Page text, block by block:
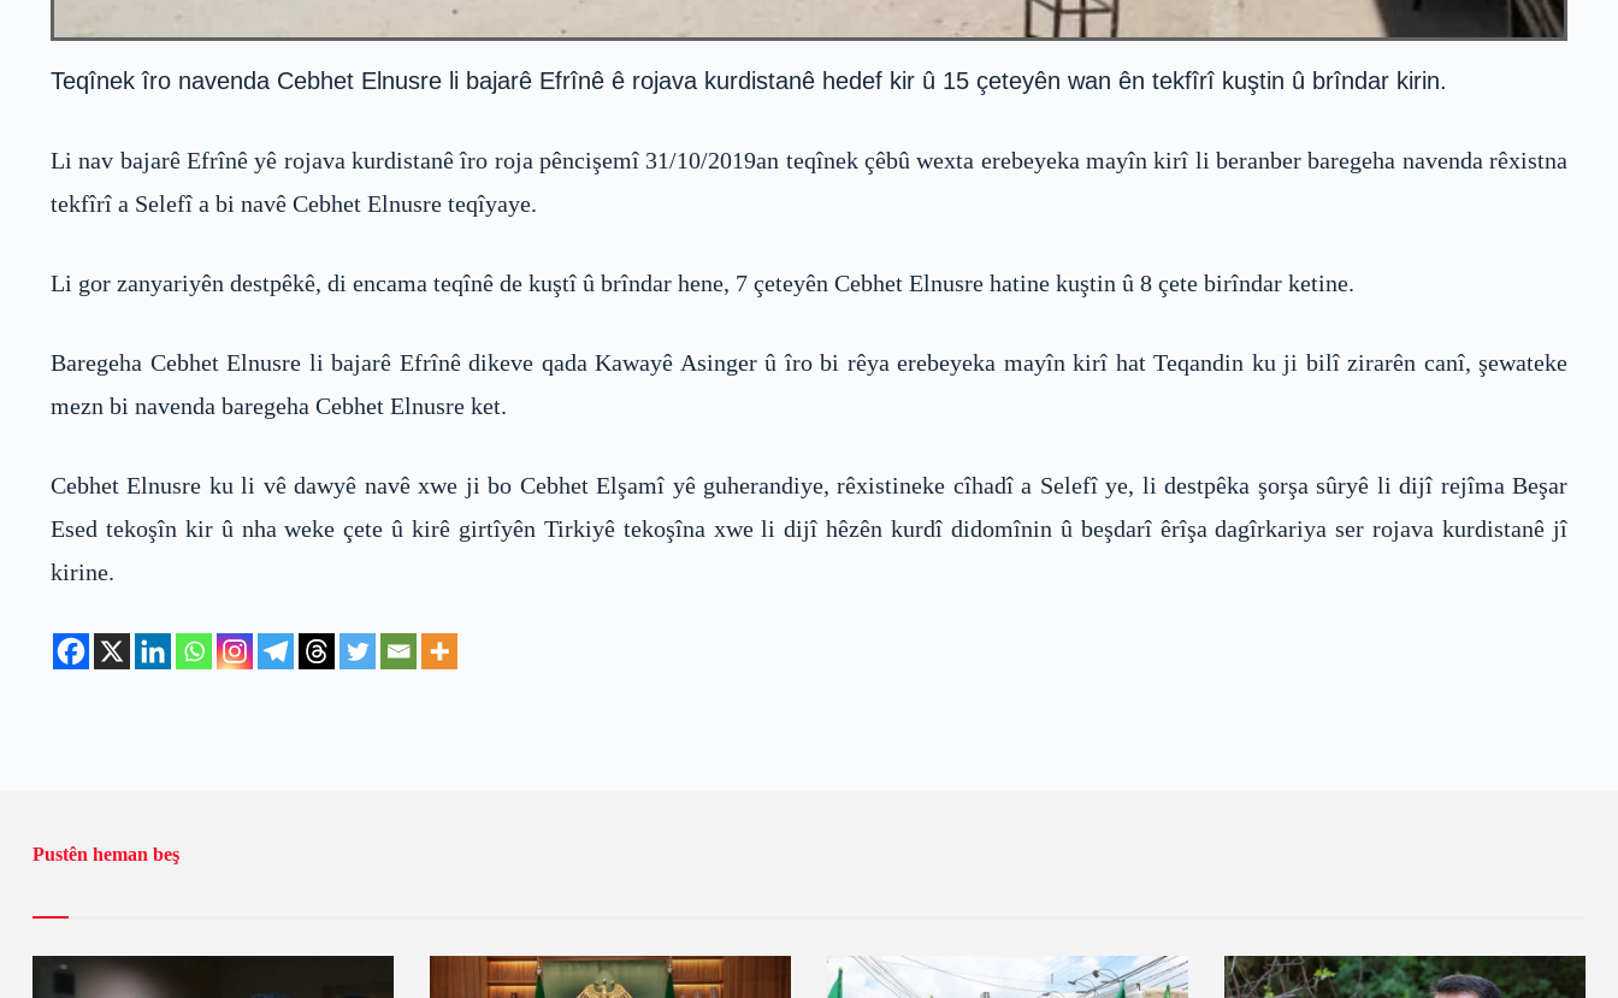
Teqînek îro navenda Cebhet Elnusre li bajarê Efrînê ê rojava kurdistanê hedef kir û 15 çeteyên wan ên tekfîrî kuştin û brîndar kirin.
Li nav bajarê Efrînê yê rojava kurdistanê îro roja pêncişemî 31/10/2019an teqînek çêbû wexta erebeyeka mayîn kirî li beranber baregeha navenda rêxistna
tekfîrî a Selefî a bi navê Cebhet Elnusre teqîyaye.
Li gor zanyariyên destpêkê, di encama teqînê de kuştî û brîndar hene, 7 çeteyên Cebhet Elnusre hatine kuştin û 8 çete birîndar ketine.
Baregeha Cebhet Elnusre li bajarê Efrînê dikeve qada Kawayê Asinger û îro bi rêya erebeyeka mayîn kirî hat Teqandin ku ji bilî zirarên canî, şewateke
mezn bi navenda baregeha Cebhet Elnusre ket.
Cebhet Elnusre ku li vê dawyê navê xwe ji bo Cebhet Elşamî yê guherandiye, rêxistineke cîhadî a Selefî ye, li destpêka şorşa sûryê li dijî rejîma Beşar
Esed tekoşîn kir û nha weke çete û kirê girtîyên Tirkiyê tekoşîna xwe li dijî hêzên kurdî didomînin û beşdarî êrîşa dagîrkariya ser rojava kurdistanê jî
kirine.
Pustên heman beş